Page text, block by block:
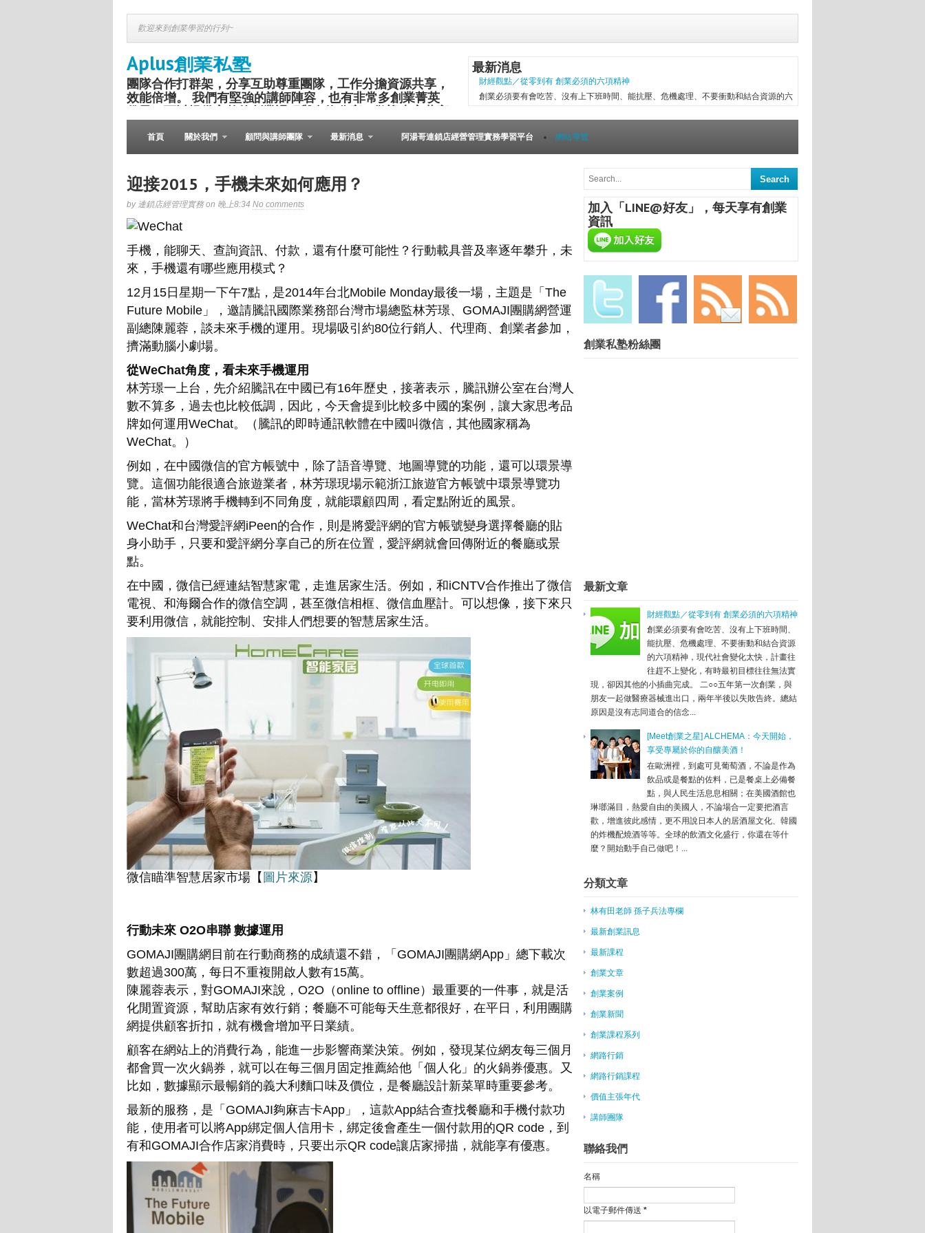
歡迎來到創業學習的行列~
Aplus創業私塾
團隊合作打群架，分享互助尊重團隊，工作分擔資源共享，
效能倍增。 我們有堅強的講師陣容，也有非常多創業菁英
份子，可以提供完整的創業課程與食物分享，歡迎大家共襄
盛舉。
最新消息
財經觀點／從零到有 創業必須的六項精神
創業必須要有會吃苦、沒有上下班時間、能抗壓、危機處理、不要衝動和結合資源的六
以失敗告終。總結原因是沒有志同道合的信念...
在歐洲裡，到處可見葡萄酒，不論是作為飲品或是餐點的佐料，已是餐
桌上必備餐點，與人民生活息息相關；在美國酒館也琳瑯滿目，熱愛自
由的美國人，不論場合一定要把酒言歡，增進彼此感情，更不用說日本
人的居酒屋文化、韓國的炸機配燒酒等等。全球的飲酒文化盛行，你還
在等什麼？開始動手自己做吧！...
微型創業－張瑞添虛實通路賣書 兩得意
小檔案 文瑄舊書坊 被民眾認為占空間的舊書，在文瑄舊書坊負責人張瑞添的眼裡，
是塊寶。他基於資源回收再利用的觀點，從汽車材料買賣業，跨足舊書店；如今，旗下
共有逢甲與東海等2家店。因應網路...
創業菁英班創業私塾版權所有請尊重智慧財產權勿任意轉載違者依法必究. 技術提供：
Blogger.
►2016(267)
► 2015 (817)
▼2014(15)
▼12月(13)
第三方支付為何對電子商務發展如此重要？
臺北市創業服務辦公室輔導案例分享:掌握婦幼商機 給寶貝最好的未來—永豐耀有限
公司
缺創業資金說，馬雲羞辱的是台灣老人和年輕人
創業要有夢 馬雲曾帶員工一起窮開心
南科扶植創業 為產業提升找方法
創業故事還被拍成微電影！暖男Fin的「Fun手做點心坊」
迎接2015，手機未來如何應用？
創業最高補助百萬 倒閉不用還
馬雲要幫年輕人創業，台灣企業家呢？
未來 「微型創業」百花齊放
首頁 關於我們 顧問與講師團隊 最新消息 阿湯哥連鎖店經營管理實務學習平台 網站導覽
迎接2015，手機未來如何應用？
by 連鎖店經管理實務 on 晚上8:34 No comments
手機，能聊天、查詢資訊、付款，還有什麼可能性？行動載具普及率逐年攀升，未
來，手機還有哪些應用模式？
12月15日星期一下午7點，是2014年台北Mobile Monday最後一場，主題是「The
Future Mobile」，邀請騰訊國際業務部台灣市場總監林芳璟、GOMAJI團購網營運
副總陳麗蓉，談未來手機的運用。現場吸引約80位行銷人、代理商、創業者參加，
擠滿動腦小劇場。
從WeChat角度，看未來手機運用
林芳璟一上台，先介紹騰訊在中國已有16年歷史，接著表示，騰訊辦公室在台灣人
數不算多，過去也比較低調，因此，今天會提到比較多中國的案例，讓大家思考品
牌如何運用WeChat。（騰訊的即時通訊軟體在中國叫微信，其他國家稱為
WeChat。）
例如，在中國微信的官方帳號中，除了語音導覽、地圖導覽的功能，還可以環景導
覽。這個功能很適合旅遊業者，林芳璟現場示範浙江旅遊官方帳號中環景導覽功
能，當林芳璟將手機轉到不同角度，就能環顧四周，看定點附近的風景。
WeChat和台灣愛評網iPeen的合作，則是將愛評網的官方帳號變身選擇餐廳的貼
身小助手，只要和愛評網分享自己的所在位置，愛評網就會回傳附近的餐廳或景
點。
在中國，微信已經連結智慧家電，走進居家生活。例如，和iCNTV合作推出了微信
電視、和海爾合作的微信空調，甚至微信相框、微信血壓計。可以想像，接下來只
要利用微信，就能控制、安排人們想要的智慧居家生活。
微信瞄準智慧居家市場【 圖片來源】
行動未來 O2O串聯 數據運用
GOMAJI團購網目前在行動商務的成績還不錯，「GOMAJI團購網App」總下載次
數超過300萬，每日不重複開啟人數有15萬。
陳麗蓉表示，對GOMAJI來說，O2O（online to offline）最重要的一件事，就是活
化閒置資源，幫助店家有效行銷；餐廳不可能每天生意都很好，在平日，利用團購
網提供顧客折扣，就有機會增加平日業績。
顧客在網站上的消費行為，能進一步影響商業決策。例如，發現某位網友每三個月
都會買一次火鍋券，就可以在每三個月固定推薦給他「個人化」的火鍋券優惠。又
比如，數據顯示最暢銷的義大利麵口味及價位，是餐廳設計新菜單時重要參考。
最新的服務，是「GOMAJI夠麻吉卡App」，這款App結合查找餐廳和手機付款功
能，使用者可以將App綁定個人信用卡，綁定後會產生一個付款用的QR code，到
有和GOMAJI合作店家消費時，只要出示QR code讓店家掃描，就能享有優惠。
加入「LINE@好友」，每天享有創業
資訊
創業私塾粉絲團
最新文章
財經觀點／從零到有 創業必須的六項精神
創業必須要有會吃苦、沒有上下班時間、
能抗壓、危機處理、不要衝動和結合資源
的六項精神，現代社會變化太快，計畫往
往趕不上變化，有時最初目標往往無法實
現，卻因其他的小插曲完成。 二○○五年第一次創業，與
朋友一起做醫療器械進出口，兩年半後以失敗告終。總結
原因是沒有志同道合的信念...
[Meet創業之星] ALCHEMA：今天開始，
享受專屬於你的自釀美酒！
在歐洲裡，到處可見葡萄酒，不論是作為
飲品或是餐點的佐料，已是餐桌上必備餐
點，與人民生活息息相關；在美國酒館也
琳瑯滿目，熱愛自由的美國人，不論場合一定要把酒言
歡，增進彼此感情，更不用說日本人的居酒屋文化、韓國
的炸機配燒酒等等。全球的飲酒文化盛行，你還在等什
麼？開始動手自己做吧！...
分類文章
林有田老師 孫子兵法專欄
最新創業訊息
最新課程
創業文章
創業案例
創業新聞
創業課程系列
網路行銷
網路行銷課程
價值主張年代
講師團隊
聯絡我們
名稱
以電子郵件傳送 *